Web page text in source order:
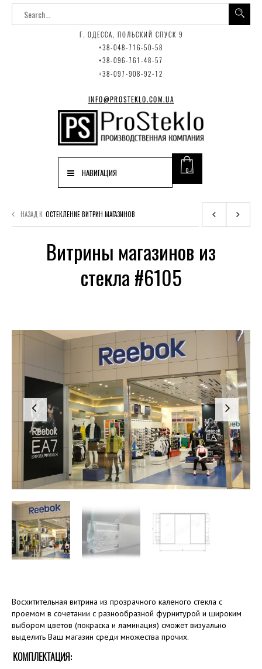
Г. ОДЕССА, ПОЛЬСКИЙ СПУСК 9
+38-048-716-50-58
+38-096-761-48-57
+38-097-908-92-12
INFO@PROSTEKLO.COM.UA
0
НАВИГАЦИЯ
НАЗАД К ОСТЕКЛЕНИЕ ВИТРИН МАГАЗИНОВ
Витрины магазинов из
стекла #6105
Восхитительная витрина из прозрачного каленого стекла с
проемом в сочетании с разнообразной фурнитурой и широким
выбором цветов (покраска и ламинация) сможет визуально
выделить Ваш магазин среди множества прочих.
КОМПЛЕКТАЦИЯ: